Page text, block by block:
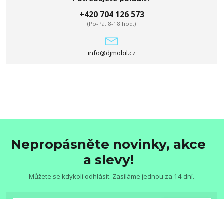
+420 704 126 573
(Po-Pá, 8-18 hod.)
info@djmobil.cz
Nepropásněte novinky, akce
a slevy!
Můžete se kdykoli odhlásit. Zasíláme jednou za 14 dní.